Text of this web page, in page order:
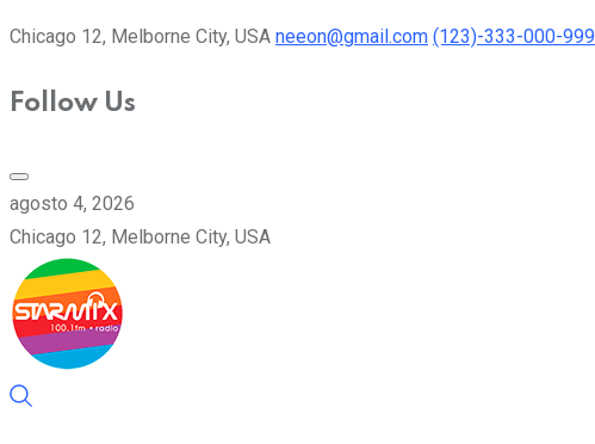
Chicago 12, Melborne City, USA neeon@gmail.com (123)-333-000-999
Follow Us
agosto 4, 2026
Chicago 12, Melborne City, USA